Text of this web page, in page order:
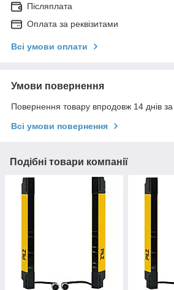
Післяплата
Оплата за реквізитами
Всі умови оплати
Умови повернення
Повернення товару впродовж 14 днів
Всі умови повернення
Подібні товари компанії